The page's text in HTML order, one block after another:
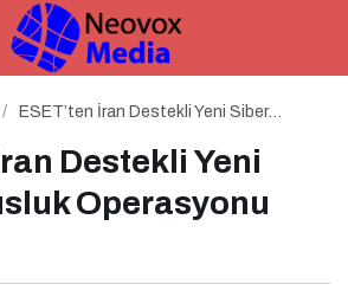
ESET’ten İran Destekli Yeni Siber
Destekli Yeni
Operasyonu
Bahar Temizliği:
Temizlemenin